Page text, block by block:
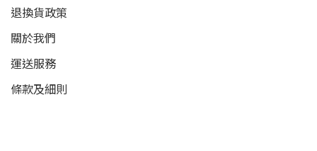
退換貨政策
關於我們
運送服務
條款及細則